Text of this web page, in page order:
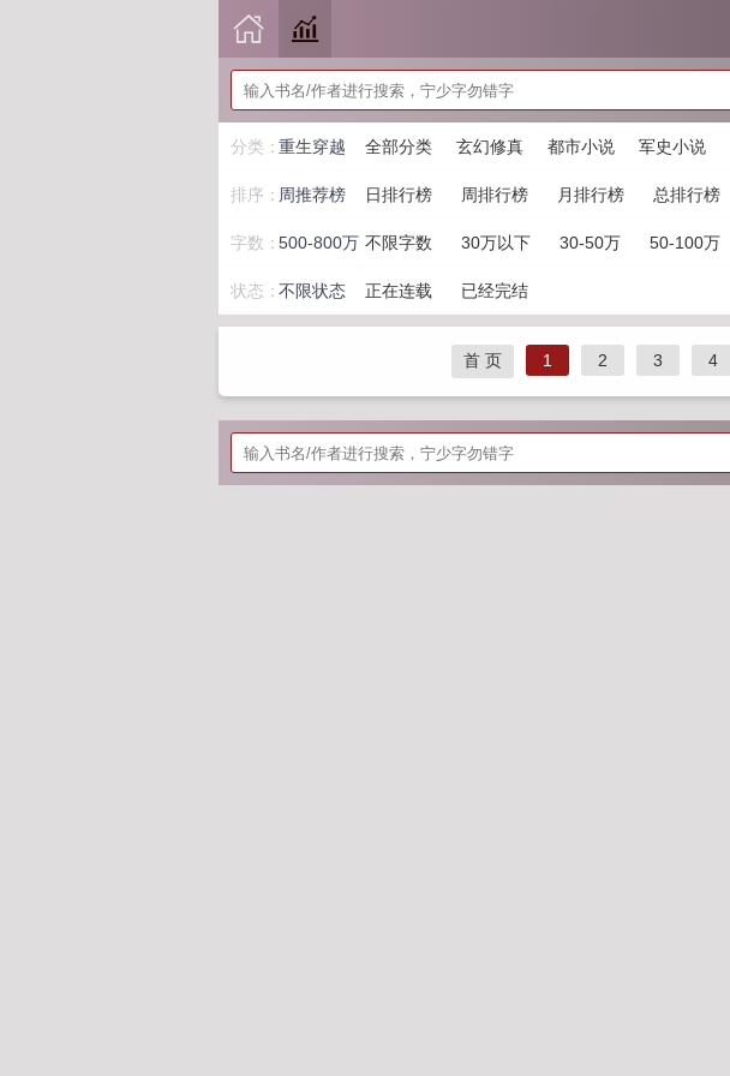
分类： 全部分类 玄幻修真
重生穿越 都市小说 军史小说
排序： 日排行榜 周排行榜 月排行榜 总排行榜
周推荐榜
字数： 不限字数 30万以下 30-50万 50-100万
500-800万
状态：不限状态 正在连载 已经完结
首 页 1 2 3 4